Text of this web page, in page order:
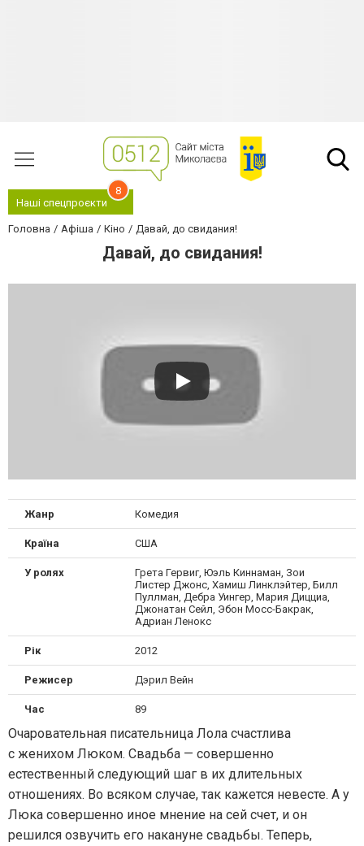
Наші спецпроєкти
8
Головна Афіша Кіно Давай, до свидания!
Давай, до свидания!
Жанр Комедия
Країна США
У ролях
Грета Гервиг, Юэль Киннаман, Зои
Листер Джонс, Хамиш Линклэйтер, Билл
Пуллман, Дебра Уингер, Мария Дицциа,
Джонатан Сейл, Эбон Мосс-Бакрак,
Адриан Ленокс
Рік 2012
Режисер Дэрил Вейн
Час 89
Очаровательная писательница Лола счастлива
с женихом Люком. Свадьба — совершенно
естественный следующий шаг в их длительных
отношениях. Во всяком случае, так кажется невесте. А у
Люка совершенно иное мнение на сей счет, и он
решился озвучить его накануне свадьбы. Теперь,